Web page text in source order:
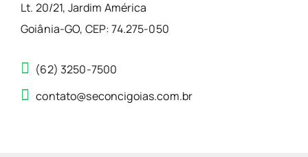
Lt. 20/21, Jardim América
Goiânia-GO, CEP: 74.275-050
(62) 3250-7500
contato@seconcigoias.com.br